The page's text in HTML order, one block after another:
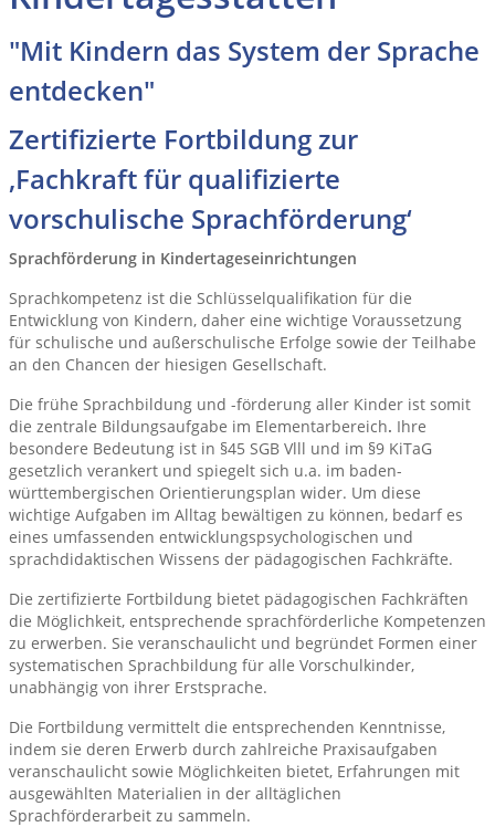
"Mit Kindern das System der Sprache
entdecken"
Zertifizierte Fortbildung zur
‚Fachkraft für qualifizierte
vorschulische Sprachförderung‘
Sprachförderung in Kindertageseinrichtungen
Sprachkompetenz ist die Schlüsselqualifikation für die
Entwicklung von Kindern, daher eine wichtige Voraussetzung
für schulische und außerschulische Erfolge sowie der Teilhabe
an den Chancen der hiesigen Gesellschaft.
Die frühe Sprachbildung und -förderung aller Kinder ist somit
die zentrale Bildungsaufgabe im Elementarbereich. Ihre
besondere Bedeutung ist in §45 SGB Vlll und im §9 KiTaG
gesetzlich verankert und spiegelt sich u.a. im baden-
württembergischen Orientierungsplan wider. Um diese
wichtige Aufgaben im Alltag bewältigen zu können, bedarf es
eines umfassenden entwicklungspsychologischen und
sprachdidaktischen Wissens der pädagogischen Fachkräfte.
Die zertifizierte Fortbildung bietet pädagogischen Fachkräften
die Möglichkeit, entsprechende sprachförderliche Kompetenzen
zu erwerben. Sie veranschaulicht und begründet Formen einer
systematischen Sprachbildung für alle Vorschulkinder,
unabhängig von ihrer Erstsprache.
Die Fortbildung vermittelt die entsprechenden Kenntnisse,
indem sie deren Erwerb durch zahlreiche Praxisaufgaben
veranschaulicht sowie Möglichkeiten bietet, Erfahrungen mit
ausgewählten Materialien in der alltäglichen
Sprachförderarbeit zu sammeln.